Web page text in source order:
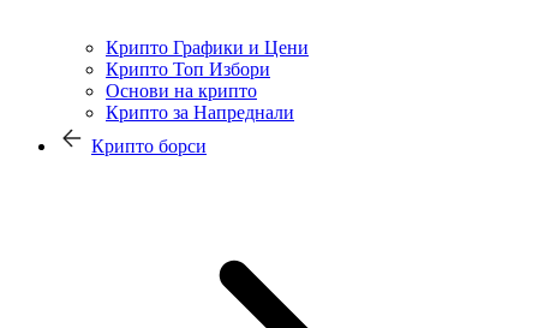
Крипто Графики и Цени
Крипто Топ Избори
Основи на крипто
Крипто за Напреднали
Крипто борси